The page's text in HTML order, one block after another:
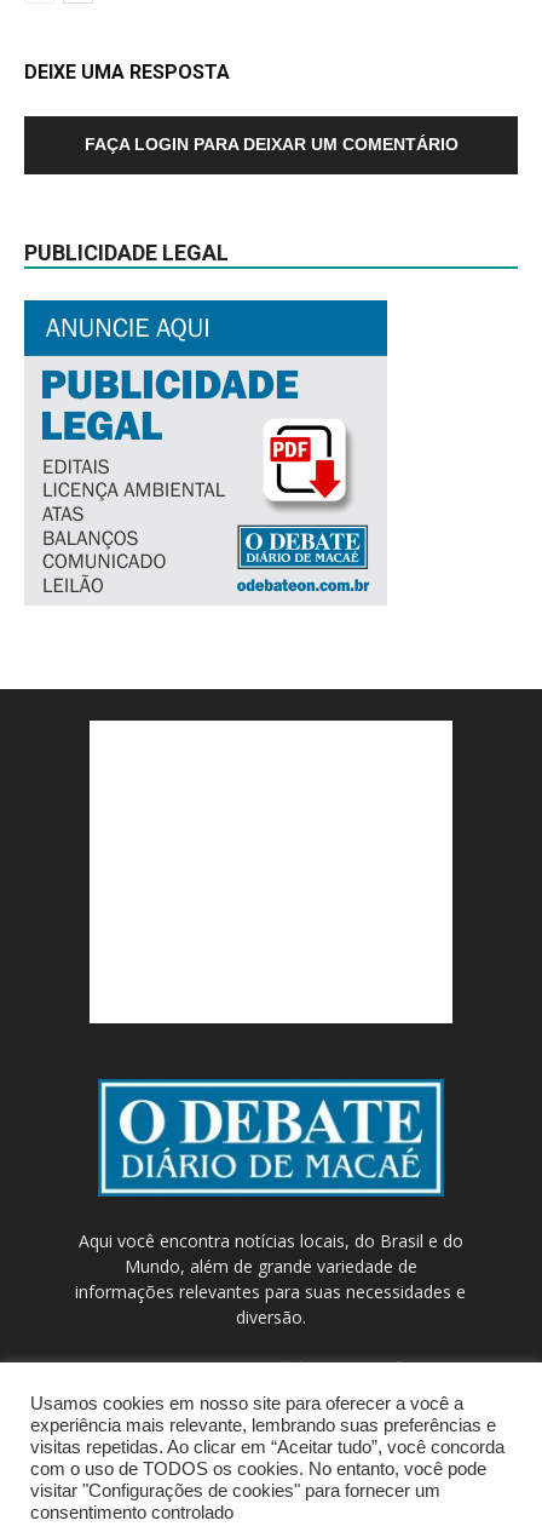
DEIXE UMA RESPOSTA
FAÇA LOGIN PARA DEIXAR UM COMENTÁRIO
PUBLICIDADE LEGAL
Aqui você encontra notícias locais, do Brasil e do
Mundo, além de grande variedade de
informações relevantes para suas necessidades e
diversão.
Contato:contato@odebateon.com.br /
comercia@odebateon.com.br
Usamos cookies em nosso site para oferecer a você a
experiência mais relevante, lembrando suas preferências e
visitas repetidas. Ao clicar em “Aceitar tudo”, você concorda
com o uso de TODOS os cookies. No entanto, você pode
visitar "Configurações de cookies" para fornecer um
consentimento controlado